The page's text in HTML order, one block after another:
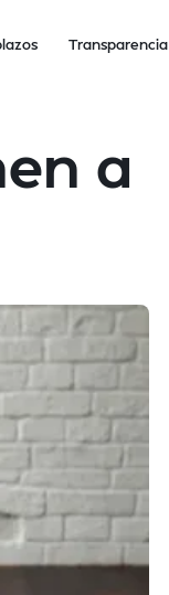
Transparencia
a